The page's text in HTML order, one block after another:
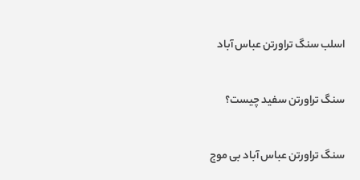
اسلب سنگ تراورتن عباس آباد
سنگ تراورتن سفید چیست؟
سنگ تراورتن عباس آباد بی موج